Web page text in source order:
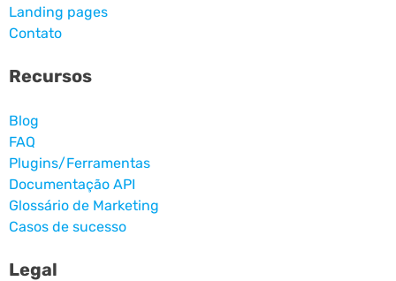
Landing pages
Contato
Recursos
Blog
FAQ
Plugins/Ferramentas
Documentação API
Glossário de Marketing
Casos de sucesso
Legal